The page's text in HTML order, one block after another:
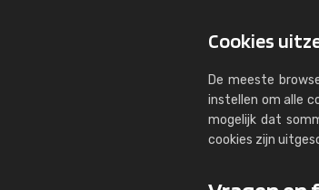
Cookies
De meeste
instellen om alle
mogelijk dat
cookies zijn